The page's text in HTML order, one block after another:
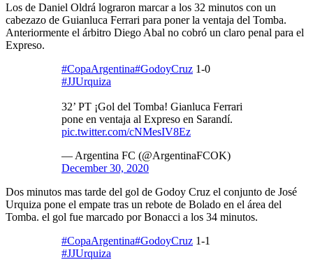
Los de Daniel Oldrá lograron marcar a los 32 minutos con un
cabezazo de Guianluca Ferrari para poner la ventaja del Tomba.
Anteriormente el árbitro Diego Abal no cobró un claro penal para el
Expreso.
#CopaArgentina#GodoyCruz 1-0
#JJUrquiza
32’ PT ¡Gol del Tomba! Gianluca Ferrari
pone en ventaja al Expreso en Sarandí.
pic.twitter.com/cNMesIV8Ez
— Argentina FC (@ArgentinaFCOK)
December 30, 2020
Dos minutos mas tarde del gol de Godoy Cruz el conjunto de José
Urquiza pone el empate tras un rebote de Bolado en el área del
Tomba. el gol fue marcado por Bonacci a los 34 minutos.
#CopaArgentina#GodoyCruz 1-1
#JJUrquiza